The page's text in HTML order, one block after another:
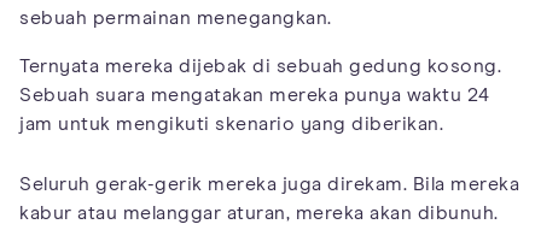
sebuah permainan menegangkan.
Ternyata mereka dijebak di sebuah gedung kosong.
Sebuah suara mengatakan mereka punya waktu 24
jam untuk mengikuti skenario yang diberikan.
Seluruh gerak-gerik mereka juga direkam. Bila mereka
kabur atau melanggar aturan, mereka akan dibunuh.